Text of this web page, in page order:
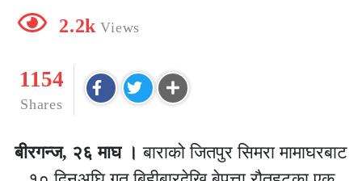
2.2k Views
1154
Shares
बीरगन्ज, २६ माघ । बाराको जितपुर सिमरा मामाघरबाट